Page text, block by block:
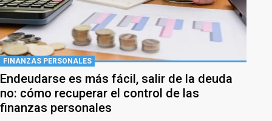
FINANZAS PERSONALES
Endeudarse es más fácil, salir de la deuda
no: cómo recuperar el control de las
finanzas personales